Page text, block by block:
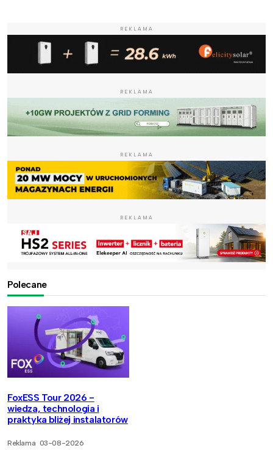
REKLAMA
REKLAMA
REKLAMA
REKLAMA
Polecane
FoxESS Tour 2026 -
wiedza, technologia i
praktyka bliżej instalatorów
Reklama 03-08-2026